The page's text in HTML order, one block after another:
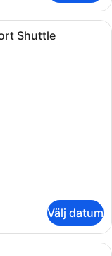
med en stor säng,
Shuttle
Välj datum